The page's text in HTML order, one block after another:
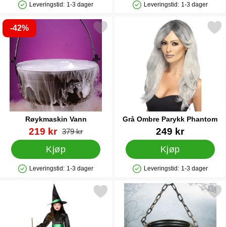
Produkttilgjengelighet: På lager
Leveringstid: 1-3 dager
Produkttilgjengelighet: På lager
Leveringstid: 1-3 dager
-42%
Røykmaskin Vann
Varenummer 12028
ny pris
219 kr gammel pris
379 kr
Kjøp
Produkttilgjengelighet: På lager
Leveringstid: 1-3 dager
Merk røykmaskin Vann som favoritt
Grå Ombre Parykk Phantom
Varenummer 13412
249 kr
Kjøp
Produkttilgjengelighet: På lager
Leveringstid: 1-3 dager
Merk grå Ombre Parykk
Merk klassisk Heksekostyme Barn som favoritt
Merk heksegryte med